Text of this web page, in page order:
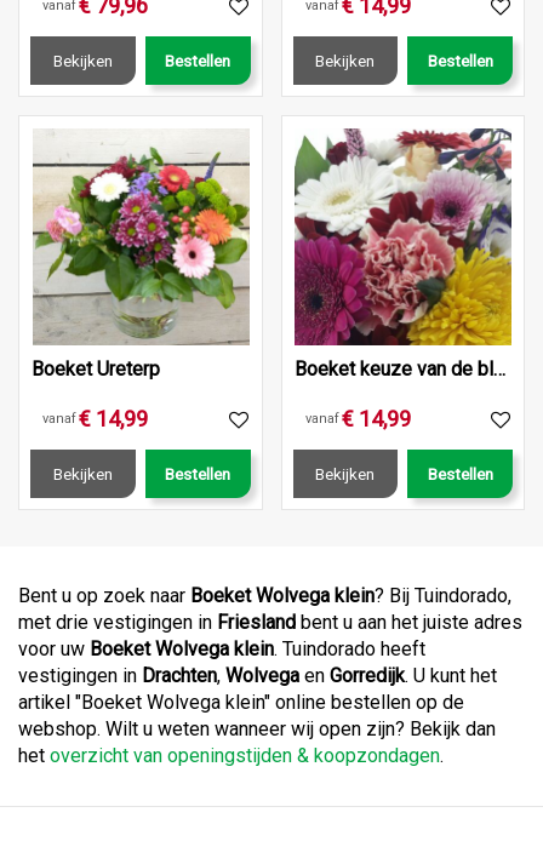
vanaf
Bekijken Bestellen
vanaf
Bekijken Bestellen
Boeket Ureterp
vanaf€ 14,99
Bekijken Bestellen
Boeket keuze van de bloemist
vanaf€ 14,99
Bekijken Bestellen
Bent u op zoek naar Boeket Wolvega klein? Bij Tuindorado,
met drie vestigingen in Friesland bent u aan het juiste adres
voor uw Boeket Wolvega klein. Tuindorado heeft
vestigingen in Drachten, Wolvega en Gorredijk. U kunt het
artikel "Boeket Wolvega klein" online bestellen op de
webshop. Wilt u weten wanneer wij open zijn? Bekijk dan
het overzicht van openingstijden & koopzondagen.